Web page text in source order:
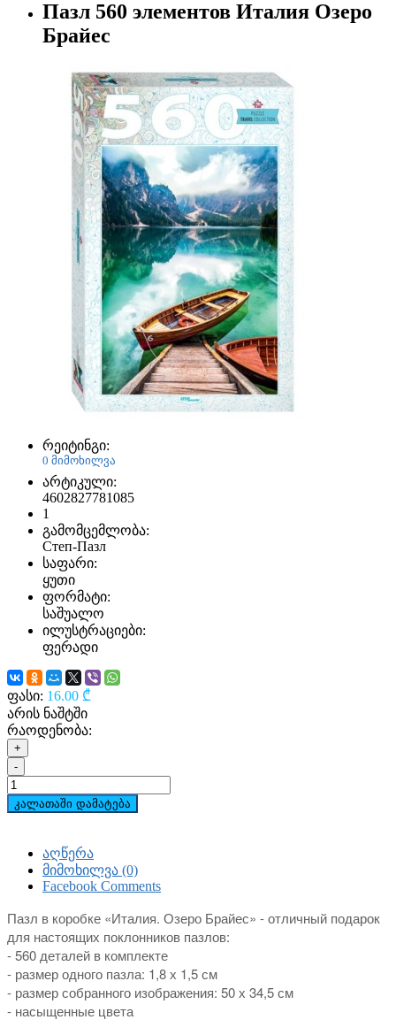
Пазл 560 элементов Италия Озеро
Брайес
რეიტინგი:
0 მიმოხილვა
არტიკული:
4602827781085
1
გამომცემლობა:
Степ-Пазл
საფარი:
ყუთი
ფორმატი:
საშუალო
ილუსტრაციები:
ფერადი
ფასი: 16.00 ₾
არის ნაშტში
რაოდენობა:
+
-
კალათაში დამატება
აღწერა
მიმოხილვა (0)
Facebook Comments
Пазл в коробке «Италия. Озеро Брайес» - отличный подарок
для настоящих поклонников пазлов:
- 560 деталей в комплекте
- размер одного пазла: 1,8 х 1,5 см
- размер собранного изображения: 50 х 34,5 см
- насыщенные цвета